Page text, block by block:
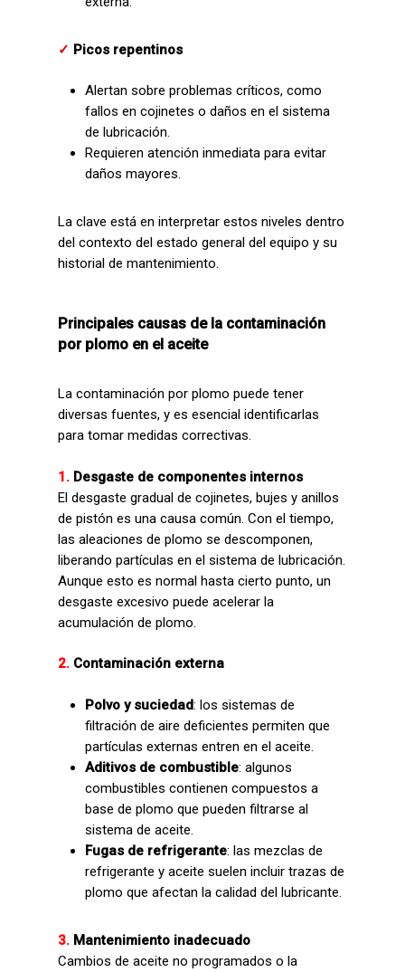
✓ Picos repentinos
Alertan sobre problemas críticos, como
fallos en cojinetes o daños en el sistema
de lubricación.
Requieren atención inmediata para evitar
daños mayores.
La clave está en interpretar estos niveles dentro
del contexto del estado general del equipo y su
historial de mantenimiento.
Principales causas de la contaminación
por plomo en el aceite
La contaminación por plomo puede tener
diversas fuentes, y es esencial identificarlas
para tomar medidas correctivas.
1. Desgaste de componentes internos
El desgaste gradual de cojinetes, bujes y anillos
de pistón es una causa común. Con el tiempo,
las aleaciones de plomo se descomponen,
liberando partículas en el sistema de lubricación.
Aunque esto es normal hasta cierto punto, un
desgaste excesivo puede acelerar la
acumulación de plomo.
2. Contaminación externa
Polvo y suciedad: los sistemas de
filtración de aire deficientes permiten que
partículas externas entren en el aceite.
Aditivos de combustible: algunos
combustibles contienen compuestos a
base de plomo que pueden filtrarse al
sistema de aceite.
Fugas de refrigerante: las mezclas de
refrigerante y aceite suelen incluir trazas de
plomo que afectan la calidad del lubricante.
3. Mantenimiento inadecuado
Cambios de aceite no programados o la